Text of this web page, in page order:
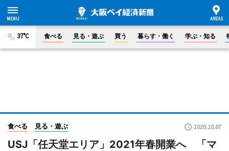
37°C 食べる 見る・遊ぶ 買う 暮らす・働く 学ぶ・知る
食べる 見る・遊ぶ 2020.10.07
USJ「任天堂エリア」2021年春開業へ 「マ